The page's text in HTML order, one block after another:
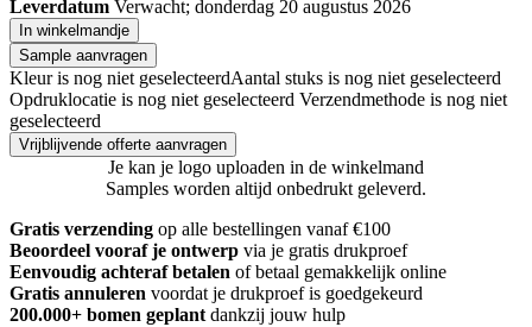
Leverdatum Verwacht; donderdag 20 augustus 2026
In winkelmandje
Sample aanvragen
Kleur is nog niet geselecteerdAantal stuks is nog niet geselecteerd
Opdruklocatie is nog niet geselecteerd Verzendmethode is nog niet
geselecteerd
Vrijblijvende offerte aanvragen
Je kan je logo uploaden in de winkelmand
Samples worden altijd onbedrukt geleverd.
Gratis verzending op alle bestellingen vanaf €100
Beoordeel vooraf je ontwerp via je gratis drukproef
Eenvoudig achteraf betalen of betaal gemakkelijk online
Gratis annuleren voordat je drukproef is goedgekeurd
200.000+ bomen geplant dankzij jouw hulp